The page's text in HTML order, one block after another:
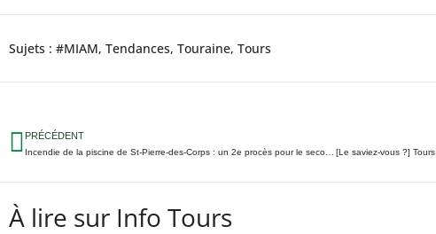
Sujets : #MIAM, Tendances, Touraine, Tours
PRÉCÉDENT
À lire sur Info Tours